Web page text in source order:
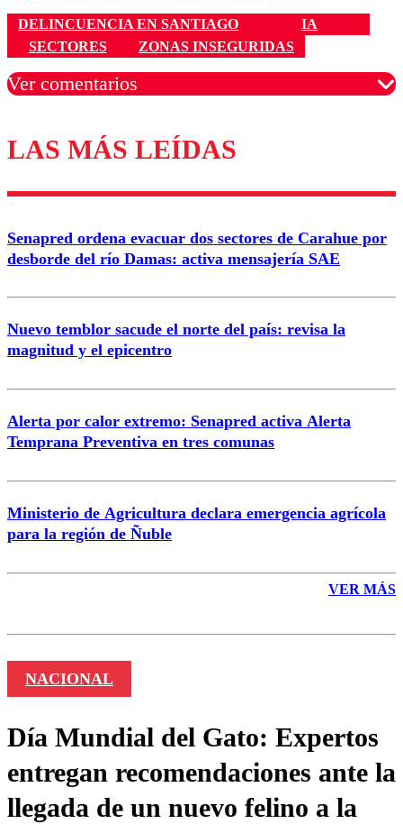
DELINCUENCIA EN SANTIAGO
IA
SECTORES
ZONAS INSEGURIDAS
Ver comentarios
Los comentarios son moderados para garantizar un
diálogo respetuoso.
Correo
LAS MÁS LEÍDAS
Senapred ordena evacuar dos sectores de Carahue por
desborde del río Damas: activa mensajería SAE
Nuevo temblor sacude el norte del país: revisa la
magnitud y el epicentro
Alerta por calor extremo: Senapred activa Alerta
Temprana Preventiva en tres comunas
Ministerio de Agricultura declara emergencia agrícola
para la región de Ñuble
VER MÁS
NACIONAL
Día Mundial del Gato: Expertos
entregan recomendaciones ante la
llegada de un nuevo felino a la